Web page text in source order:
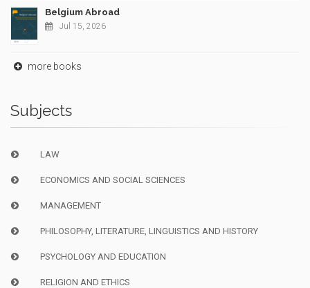
Belgium Abroad
Jul 15, 2026
more books
Subjects
LAW
ECONOMICS AND SOCIAL SCIENCES
MANAGEMENT
PHILOSOPHY, LITERATURE, LINGUISTICS AND HISTORY
PSYCHOLOGY AND EDUCATION
RELIGION AND ETHICS